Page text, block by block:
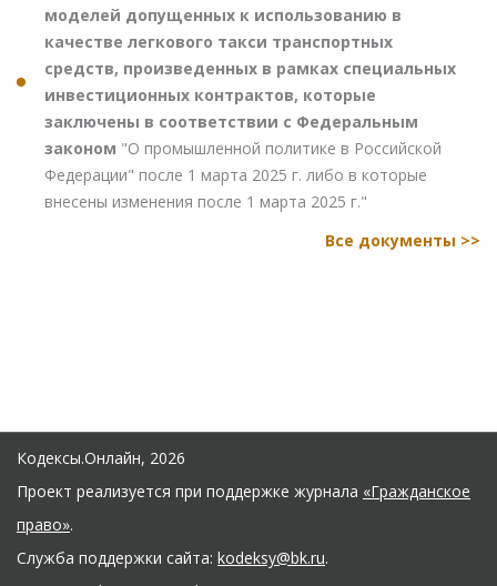
моделей допущенных к использованию в
качестве легкового такси транспортных
средств, произведенных в рамках специальных
инвестиционных контрактов, которые
заключены в соответствии с Федеральным
законом "О промышленной политике в Российской
Федерации" после 1 марта 2025 г. либо в которые
внесены изменения после 1 марта 2025 г."
Все документы >>
Кодексы.Онлайн, 2026
Проект реализуется при поддержке журнала «Гражданское
право».
Служба поддержки сайта: kodeksy@bk.ru.